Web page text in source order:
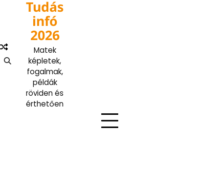
Tudás
infó
2026
Matek
képletek,
fogalmak,
példák
röviden és
érthetően